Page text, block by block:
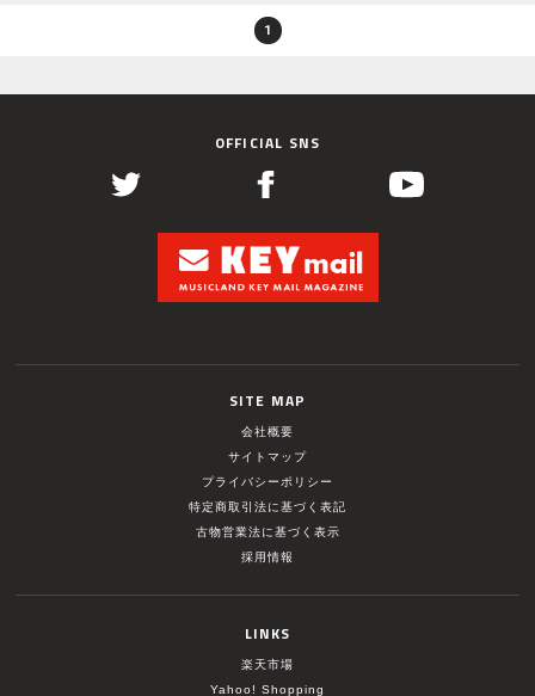
1
OFFICIAL SNS
SITE MAP
会社概要
サイトマップ
プライバシーポリシー
特定商取引法に基づく表記
古物営業法に基づく表示
採用情報
LINKS
楽天市場
Yahoo! Shopping